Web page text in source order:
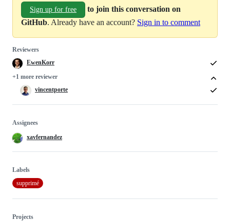
Sign up for free
to join this conversation on
GitHub. Already have an account? Sign in to comment
Reviewers
EwenKorr
+1 more reviewer
vincentporte
Assignees
xavfernandez
Labels
supprimé
Projects